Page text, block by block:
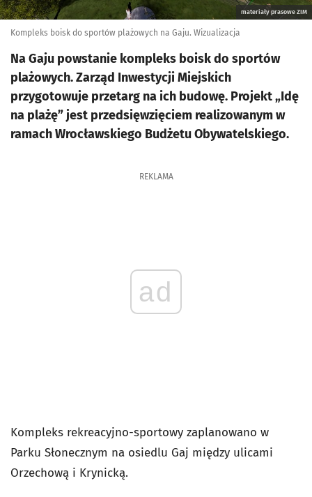
materiały prasowe ZIM
Kompleks boisk do sportów plażowych na Gaju. Wizualizacja
Na Gaju powstanie kompleks boisk do sportów
plażowych. Zarząd Inwestycji Miejskich
przygotowuje przetarg na ich budowę. Projekt „Idę
na plażę” jest przedsięwzięciem realizowanym w
ramach Wrocławskiego Budżetu Obywatelskiego.
REKLAMA
ad
Kompleks rekreacyjno-sportowy zaplanowano w
Parku Słonecznym na osiedlu Gaj między ulicami
Orzechową i Krynicką.